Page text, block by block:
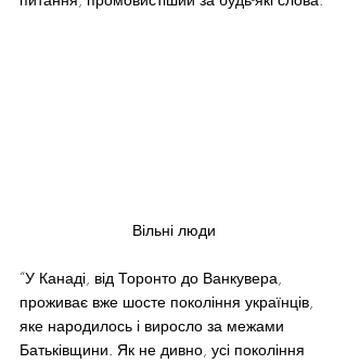
Вільні люди
“У Канаді, від Торонто до Ванкувера,
проживає вже шосте покоління українців,
яке народилось і виросло за межами
Батьківщини. Як не дивно, усі покоління